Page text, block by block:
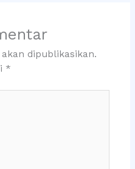
dipublikasikan.
*